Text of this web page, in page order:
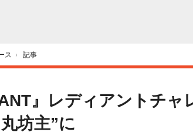
ス › 記事
』レディアントチ
坊主”に